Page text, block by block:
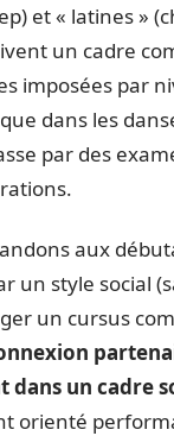
et « latines »
un cadre
imposées par
dans les
par des
aux
un style social
un cursus
dans un cadre
orienté